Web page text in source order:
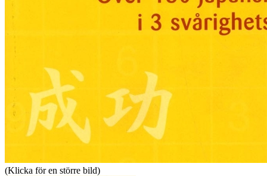
(Klicka för en större bild)